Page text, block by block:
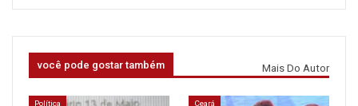
você pode gostar também Mais Do Autor
Política Ceará